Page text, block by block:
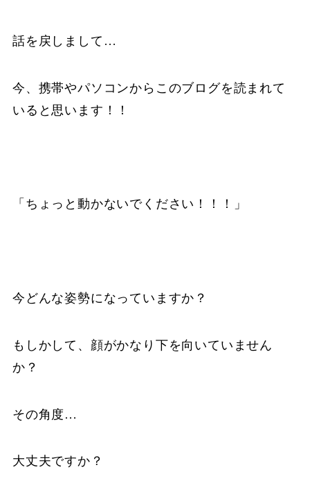
話を戻しまして…
今、携帯やパソコンからこのブログを読まれて
いると思います！！
「ちょっと動かないでください！！！」
今どんな姿勢になっていますか？
もしかして、顔がかなり下を向いていません
か？
その角度…
大丈夫ですか？